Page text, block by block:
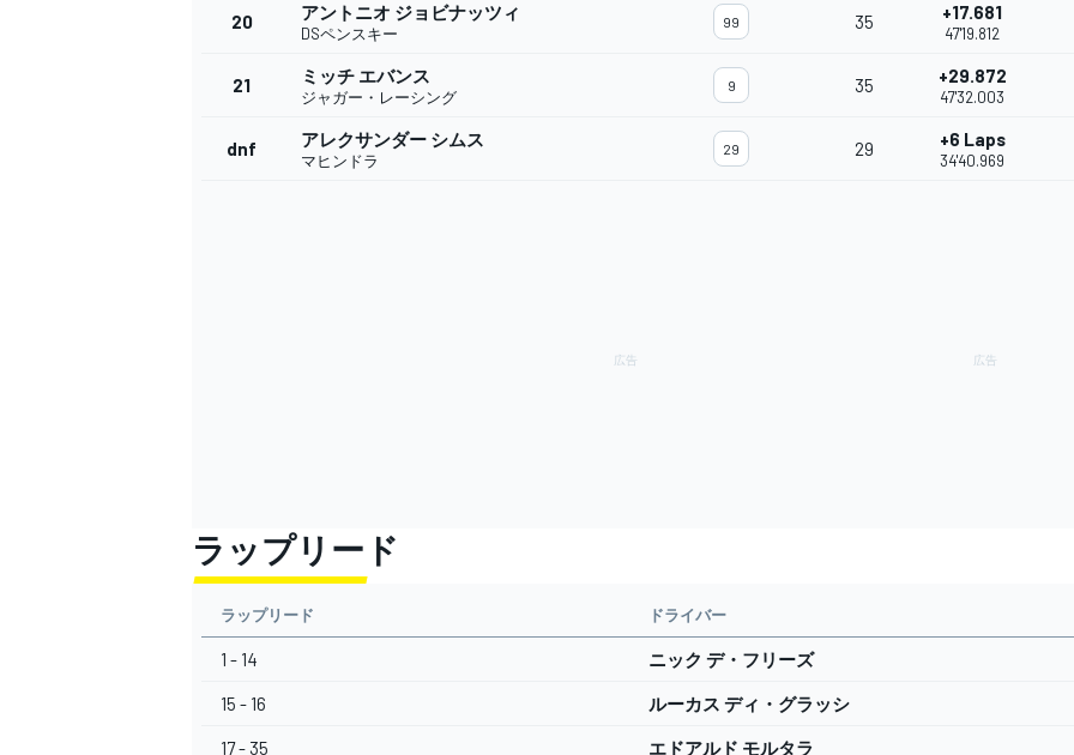
すべてのカテゴリー
20 アントニオ ジョビナッツィ
DSペンスキー
99 35 +17.681
47'19.812
21 ミッチ エバンス
ジャガー・レーシング
9 35 +29.872
47'32.003
dnf アレクサンダー シムス
マヒンドラ
29 29 +6 Laps
34'40.969
ラップリード
ラップリード ドライバー
1 - 14 ニック デ・フリーズ
15 - 16 ルーカス ディ・グラッシ
17 - 35 エドアルド モルタラ